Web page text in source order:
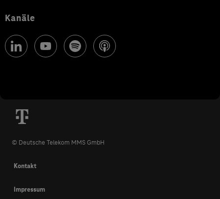
Kanäle
© Deutsche Telekom MMS GmbH
Kontakt
Impressum